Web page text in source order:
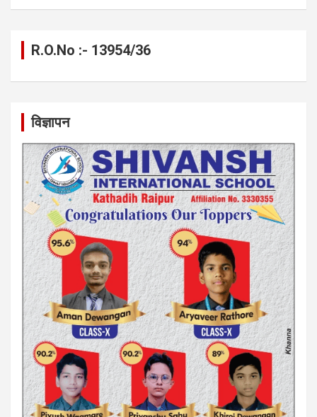
R.O.No :- 13954/36
विज्ञापन